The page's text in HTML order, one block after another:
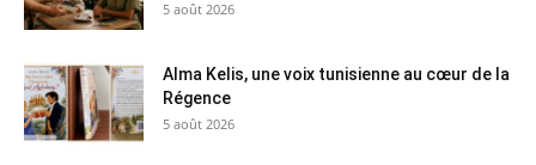
5 août 2026
Alma Kelis, une voix tunisienne au cœur de la
Régence
5 août 2026